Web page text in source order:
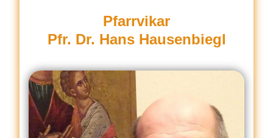
Pfarrvikar
Pfr. Dr. Hans Hausenbiegl